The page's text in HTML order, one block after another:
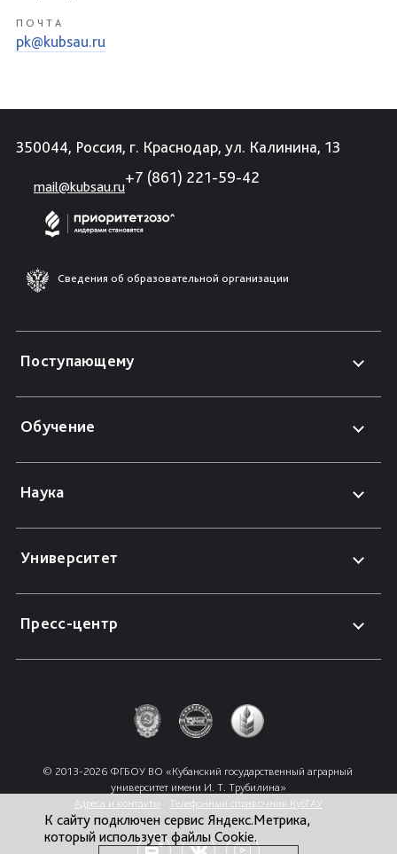
ПОЧТА
pk@kubsau.ru
350044, Россия, г. Краснодар, ул. Калинина, 13
mail@kubsau.ru
+7 (861) 221-59-42
Сведения об образовательной организации
Поступающему
Обучение
Наука
Университет
Пресс-центр
© 2013-2026 ФГБОУ ВО «Кубанский государственный аграрный
университет имени И. Т. Трубилина»
Адреса и контакты
Телефонный справочник КубГАУ
К сайту подключен сервис Яндекс.Метрика,
который использует файлы Cookie.